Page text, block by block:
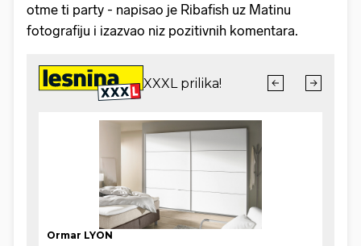
otme ti party - napisao je Ribafish uz Matinu
fotografiju i izazvao niz pozitivnih komentara.